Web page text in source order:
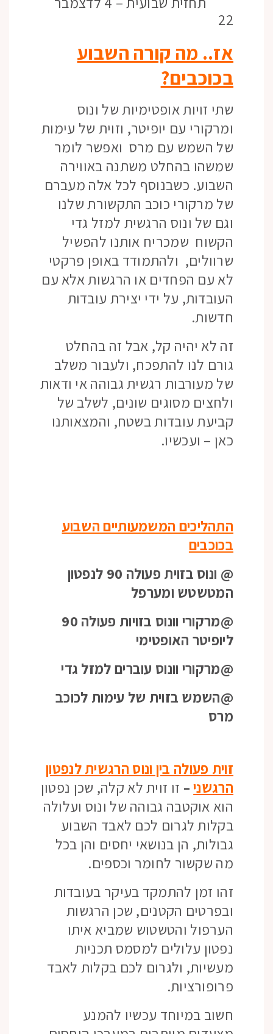
22
אז.. מה קורה השבוע
בכוכבים?
שתי זויות אופטימיות של ונוס
ומרקורי עם יופיטר, וזוית של עימות
של השמש עם מרס ואפשר לומר
שמשהו בהחלט משתנה באווירה
השבוע. כשבנוסף לכל אלה מעברם
של מרקורי כוכב התקשורת שלנו
וגם של ונוס הרגשית למזל גדי
הקשוח שמכריח אותנו להפשיל
שרוולים, ולהתמודד באופן פרקטי
לא עם הפחדים או הרגשות אלא עם
העובדות, על ידי יצירת עובדות
חדשות.
זה לא יהיה קל, אבל זה בהחלט
גורם לנו להתפכח, ולעבור משלב
של מעורבות רגשית גבוהה אי ודאות
ולחצים מסוגים שונים, לשלב של
קביעת עובדות בשטח, והמצאותנו
כאן – ועכשיו.
התהליכים המשמעותיים השבוע
בכוכבים
@ ונוס בזוית פעולה 90 לנפטון
המטשטש ומערפל
@מרקורי וונוס בזויות פעולה 90
ליופיטר האופטימי
@מרקורי וונוס עוברים למזל גדי
@השמש בזוית של עימות לכוכב
מרס
זוית פעולה בין ונוס הרגשית לנפטון
הרגשני– זו זוית לא קלה, שכן נפטון
הוא אוקטבה גבוהה של ונוס ועלולה
בקלות לגרום לכם לאבד השבוע
גבולות, הן בנושאי יחסים והן בכל
מה שקשור לחומר וכספים.
זהו זמן להתמקד בעיקר בעובדות
ובפרטים הקטנים, שכן הרגשות
הערפול והטשטוש שמביא איתו
נפטון עלולים למסמס תכניות
מעשיות, ולגרום לכם בקלות לאבד
פרופורציות.
חשוב במיוחד עכשיו להמנע